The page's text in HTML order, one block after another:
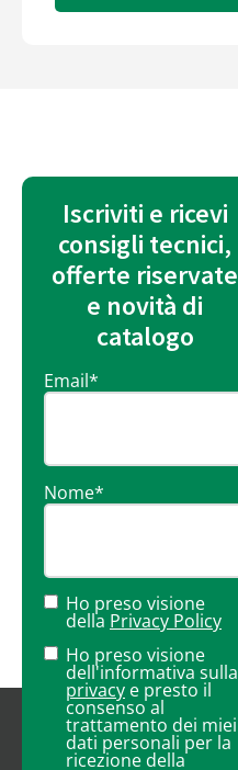
Iscriviti e ricevi
consigli tecnici,
offerte riservate
e novità di
catalogo
Email*
Nome*
Ho preso visione
della Privacy Policy
Ho preso visione
dell'informativa sulla
privacy e presto il
consenso al
trattamento dei miei
dati personali per la
ricezione della